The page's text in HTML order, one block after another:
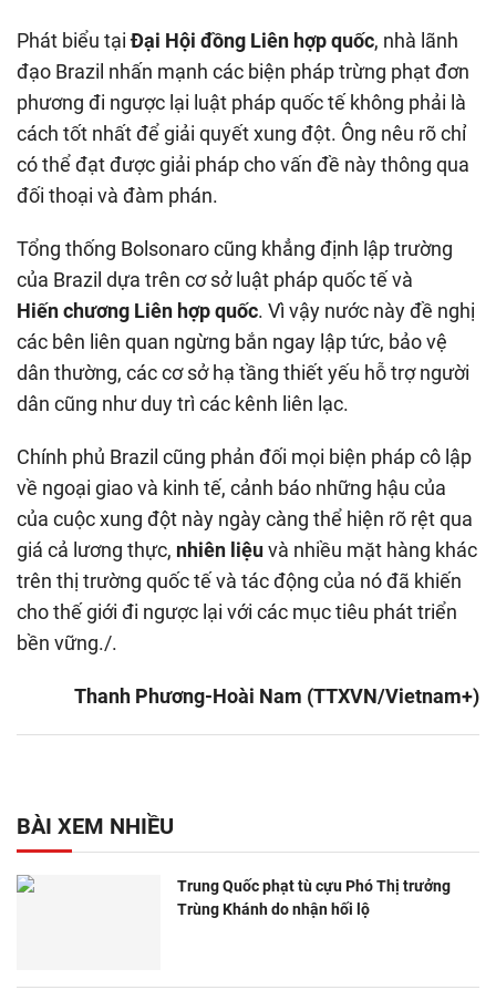
Phát biểu tạiĐại Hội đồng Liên hợp quốc, nhà lãnh
đạo Brazil nhấn mạnh các biện pháp trừng phạt đơn
phương đi ngược lại luật pháp quốc tế không phải là
cách tốt nhất để giải quyết xung đột. Ông nêu rõ chỉ
có thể đạt được giải pháp cho vấn đề này thông qua
đối thoại và đàm phán.
Tổng thống Bolsonaro cũng khẳng định lập trường
của Brazil dựa trên cơ sở luật pháp quốc tế và
Hiến chương Liên hợp quốc. Vì vậy nước này đề nghị
các bên liên quan ngừng bắn ngay lập tức, bảo vệ
dân thường, các cơ sở hạ tầng thiết yếu hỗ trợ người
dân cũng như duy trì các kênh liên lạc.
Chính phủ Brazil cũng phản đối mọi biện pháp cô lập
về ngoại giao và kinh tế, cảnh báo những hậu của
của cuộc xung đột này ngày càng thể hiện rõ rệt qua
giá cả lương thực, nhiên liệuvà nhiều mặt hàng khác
trên thị trường quốc tế và tác động của nó đã khiến
cho thế giới đi ngược lại với các mục tiêu phát triển
bền vững./.
Thanh Phương-Hoài Nam (TTXVN/Vietnam+)
BÀI XEM NHIỀU
Trung Quốc phạt tù cựu Phó Thị trưởng
Trùng Khánh do nhận hối lộ